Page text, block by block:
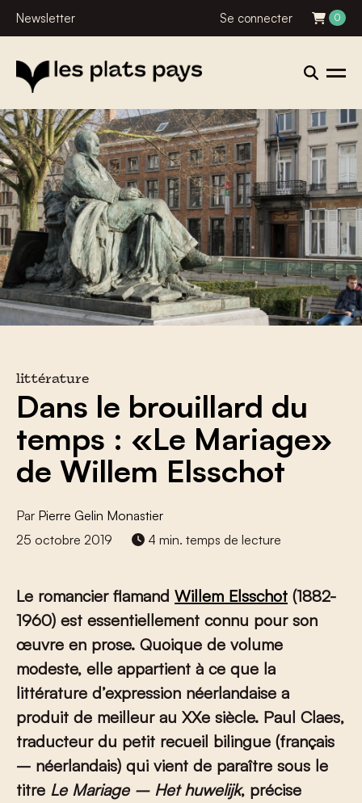
Newsletter Se connecter 0
littérature
Dans le brouillard du
temps : «Le Mariage»
de Willem Elsschot
Par Pierre Gelin Monastier
25 octobre 2019
4 min. temps de lecture
Le romancier flamand Willem Elsschot (1882-
1960) est essentiellement connu pour son
œuvre en prose. Quoique de volume
modeste, elle appartient à ce que la
littérature d’expression néerlandaise a
produit de meilleur au XXe siècle. Paul Claes,
traducteur du petit recueil bilingue (français
– néerlandais) qui vient de paraître sous le
titre Le Mariage – Het huwelijk, précise